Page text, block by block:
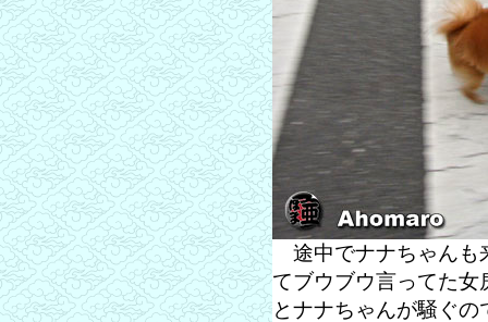
途中でナナちゃんも
てブウブウ言ってた女
とナナちゃんが騒ぐの